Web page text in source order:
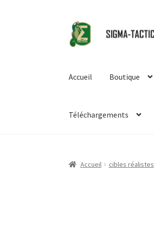
Aller
à
la
Aller
au
contenu
Accueil Boutique
Téléchargements
Accueil cibles réalistes